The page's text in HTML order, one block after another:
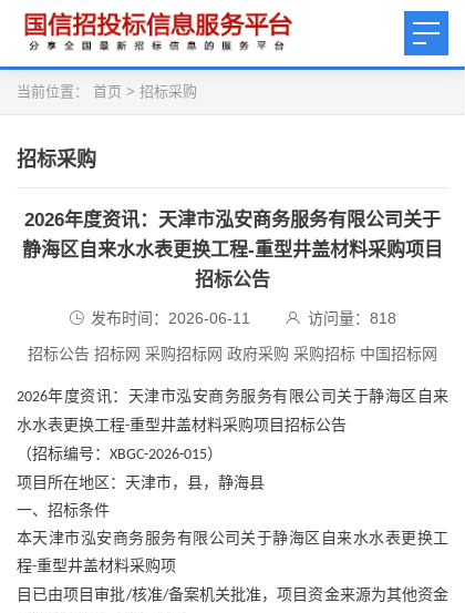
当前位置： 首页 > 招标采购
招标采购
2026年度资讯：天津市泓安商务服务有限公司关于
静海区自来水水表更换工程-重型井盖材料采购项目
招标公告
发布时间：2026-06-11 访问量： 818
招标公告 招标网 采购招标网 政府采购 采购招标 中国招标网
2026年度资讯：天津市泓安商务服务有限公司关于静海区自来
水水表更换工程-重型井盖材料采购项目招标公告
（招标编号： XBGC-2026-015）
项目所在地区：天津市，县，静海县
一、招标条件
本天津市泓安商务服务有限公司关于静海区自来水水表更换工
程-重型井盖材料采购项
目已由项目审批/核准/备案机关批准，项目资金来源为其他资金